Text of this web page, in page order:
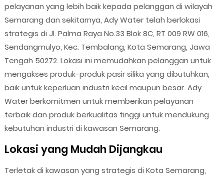
pelayanan yang lebih baik kepada pelanggan di wilayah
Semarang dan sekitarnya, Ady Water telah berlokasi
strategis di Jl. Palma Raya No.33 Blok 8C, RT 009 RW 016,
Sendangmulyo, Kec. Tembalang, Kota Semarang, Jawa
Tengah 50272. Lokasi ini memudahkan pelanggan untuk
mengakses produk-produk pasir silika yang dibutuhkan,
baik untuk keperluan industri kecil maupun besar. Ady
Water berkomitmen untuk memberikan pelayanan
terbaik dan produk berkualitas tinggi untuk mendukung
kebutuhan industri di kawasan Semarang.
Lokasi yang Mudah Dijangkau
Terletak di kawasan yang strategis di Kota Semarang,